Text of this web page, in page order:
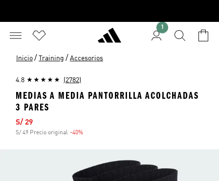
1
Inicio / Training / Accesorios
4.8 (2782)
MEDIAS A MEDIA PANTORRILLA ACOLCHADAS
3 PARES
Precio de venta
S/ 29
S/ 49 Precio original -40%